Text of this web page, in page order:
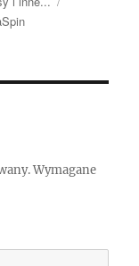
Wymagane